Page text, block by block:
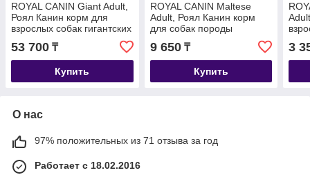
ROYAL CANIN Giant Adult,
Роял Канин корм для
взрослых собак гигантских
пород, уп. 15 кг
53 700 ₸
Купить
ROYAL CANIN Maltese
Adult, Роял Канин корм
для собак породы
Мальтезе, уп.1,5 кг
9 650₸
Купить
0,5
3
О нас
97% положительных из 71 отзыва за год
Работает с 18.02.2016